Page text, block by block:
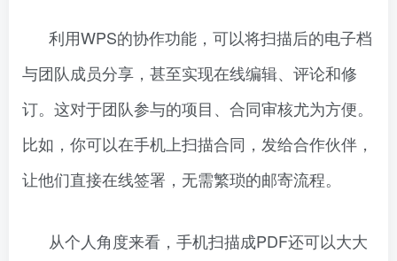
利用WPS的协作功能，可以将扫描后的电子档
与团队成员分享，甚至实现在线编辑、评论和修
订。这对于团队参与的项目、合同审核尤为方便。
比如，你可以在手机上扫描合同，发给合作伙伴，
让他们直接在线签署，无需繁琐的邮寄流程。
从个人角度来看，手机扫描成PDF还可以大大